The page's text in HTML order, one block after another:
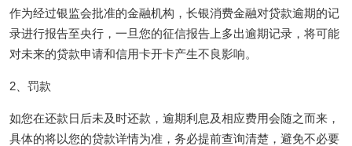
作为经过银监会批准的金融机构，长银消费金融对贷款逾期的记
录进行报告至央行，一旦您的征信报告上多出逾期记录，将可能
对未来的贷款申请和信用卡开卡产生不良影响。
2、罚款
如您在还款日后未及时还款，逾期利息及相应费用会随之而来，
具体的将以您的贷款详情为准，务必提前查询清楚，避免不必要